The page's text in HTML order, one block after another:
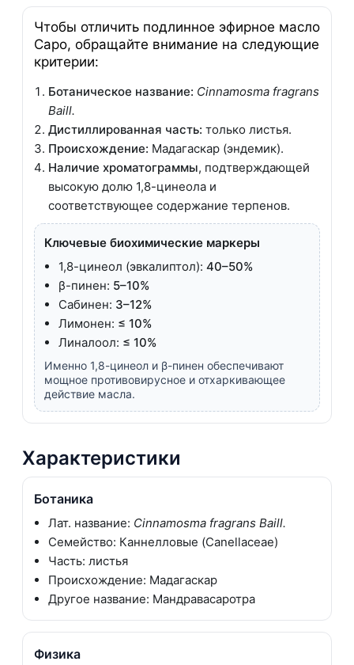
Чтобы отличить подлинное эфирное масло
Саро, обращайте внимание на следующие
критерии:
Ботаническое название: Cinnamosma fragrans
Baill.
Дистиллированная часть: только листья.
Происхождение: Мадагаскар (эндемик).
Наличие хроматограммы, подтверждающей
высокую долю 1,8-цинеола и
соответствующее содержание терпенов.
Ключевые биохимические маркеры
1,8-цинеол (эвкалиптол): 40–50%
β-пинен: 5–10%
Сабинен: 3–12%
Лимонен: ≤ 10%
Линалоол: ≤ 10%
Именно 1,8-цинеол и β-пинен обеспечивают
мощное противовирусное и отхаркивающее
действие масла.
Характеристики
Ботаника
Лат. название: Cinnamosma fragrans Baill.
Семейство: Каннелловые (Canellaceae)
Часть: листья
Происхождение: Мадагаскар
Другое название: Мандравасаротра
Физика